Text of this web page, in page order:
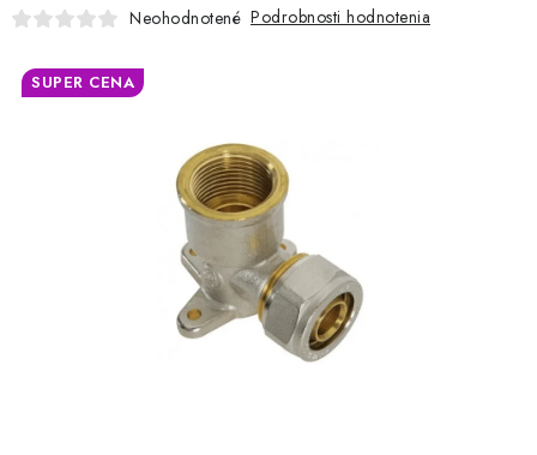
PREČO SA OPLATÍ KUPOVAŤ RADIÁTORY KORADO
CEZ TERMOOBCHOD.SK
Blog Kontakty
Neohodnotené Podrobnosti hodnotenia
SUPER CENA